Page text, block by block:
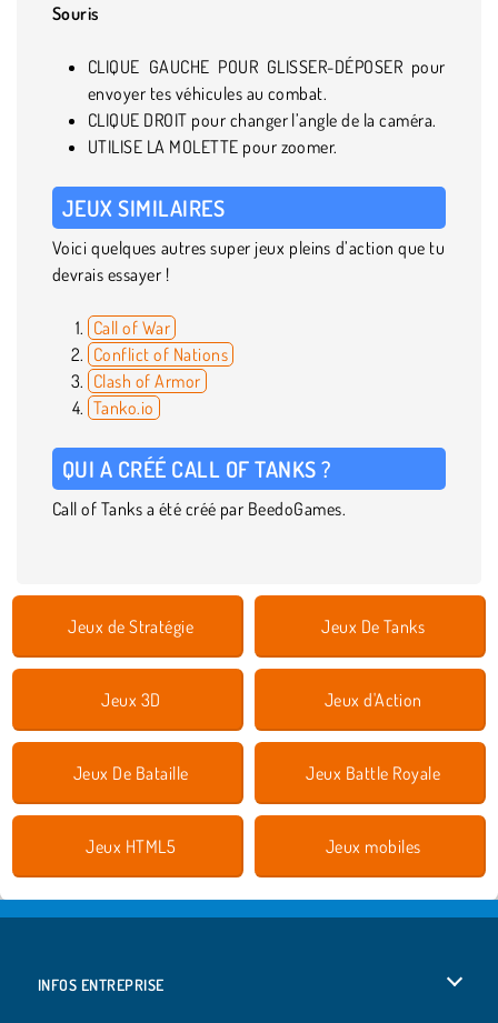
Souris
CLIQUE GAUCHE POUR GLISSER-DÉPOSER pour
envoyer tes véhicules au combat.
CLIQUE DROIT pour changer l’angle de la caméra.
UTILISE LA MOLETTE pour zoomer.
JEUX SIMILAIRES
Voici quelques autres super jeux pleins d’action que tu
devrais essayer !
Call of War
Conflict of Nations
Clash of Armor
Tanko.io
QUI A CRÉÉ CALL OF TANKS ?
Call of Tanks a été créé par BeedoGames.
Jeux de Stratégie Jeux De Tanks
Jeux 3D Jeux d'Action
Jeux De Bataille Jeux Battle Royale
Jeux HTML5 Jeux mobiles
INFOS ENTREPRISE